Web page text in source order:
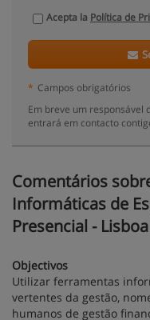
Acepta la Política de
* Campos obrigatórios
Em breve um responsável
entrará em contacto
Comentários
Informáticas de
Presencial -
Objectivos
Utilizar ferramentas
vertentes da gestão,
humanos de gestão